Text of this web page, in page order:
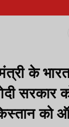
के
सरकार
को